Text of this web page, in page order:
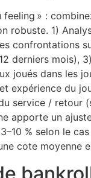
feeling » :
robuste. 1)
confrontations
derniers mois),
joués dans les
expérience du
service / retour
apporte un
% selon le
cote moyenne